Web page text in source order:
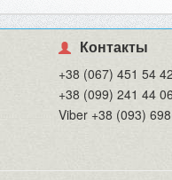
Контакты
+38 (067) 451 54 42
+38 (099) 241 44 06
Viber +38 (093)